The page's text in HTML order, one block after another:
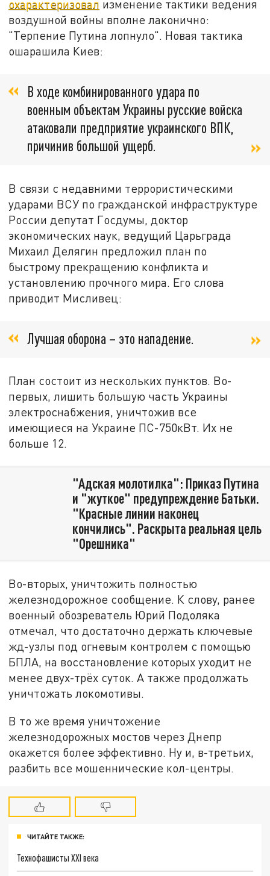
охарактеризовал изменение тактики ведения
воздушной войны вполне лаконично:
"Терпение Путина лопнуло". Новая тактика
ошарашила Киев:
В ходе комбинированного удара по
военным объектам Украины русские войска
атаковали предприятие украинского ВПК,
причинив большой ущерб.
В связи с недавними террористическими
ударами ВСУ по гражданской инфраструктуре
России депутат Госдумы, доктор
экономических наук, ведущий Царьграда
Михаил Делягин предложил план по
быстрому прекращению конфликта и
установлению прочного мира. Его слова
приводит Мисливец:
Лучшая оборона – это нападение.
План состоит из нескольких пунктов. Во-
первых, лишить большую часть Украины
электроснабжения, уничтожив все
имеющиеся на Украине ПС-750кВт. Их не
больше 12.
"Адская молотилка": Приказ Путина
и "жуткое" предупреждение Батьки.
"Красные линии наконец
кончились". Раскрыта реальная цель
"Орешника"
Во-вторых, уничтожить полностью
железнодорожное сообщение. К слову, ранее
военный обозреватель Юрий Подоляка
отмечал, что достаточно держать ключевые
жд-узлы под огневым контролем с помощью
БПЛА, на восстановление которых уходит не
менее двух-трёх суток. А также продолжать
уничтожать локомотивы.
В то же время уничтожение
железнодорожных мостов через Днепр
окажется более эффективно. Ну и, в-третьих,
разбить все мошеннические кол-центры.
ЧИТАЙТЕ ТАКЖЕ:
Технофашисты XXI века